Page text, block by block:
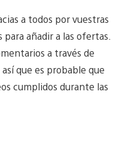
a todos por vuestras
para añadir a las ofertas.
a través de
que es probable que
cumplidos durante las